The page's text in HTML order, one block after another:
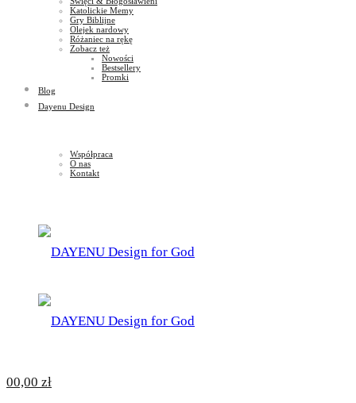
Katolickie Memy
Gry Biblijne
Olejek nardowy
Różaniec na rękę
Zobacz też
Nowości
Bestsellery
Promki
Blog
Dayenu Design
Współpraca
O nas
Kontakt
00,00 zł